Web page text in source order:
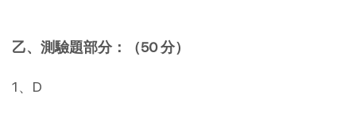
乙、測驗題部分：（50 分）
1、D